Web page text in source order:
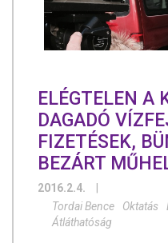
ELÉGTELEN A
DAGADÓ
FIZETÉSEK,
BEZÁRT
2016.2.4.
Tordai Bence
Oktatás
Átláthatóság